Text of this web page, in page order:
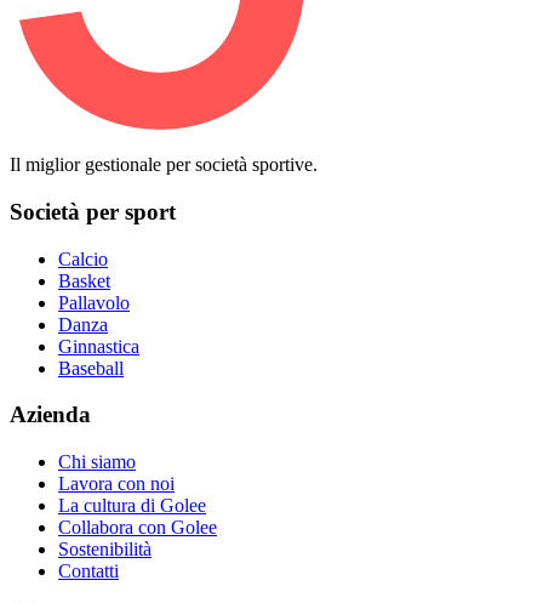
Il miglior gestionale per società sportive.
Società per sport
Calcio
Basket
Pallavolo
Danza
Ginnastica
Baseball
Azienda
Chi siamo
Lavora con noi
La cultura di Golee
Collabora con Golee
Sostenibilità
Contatti